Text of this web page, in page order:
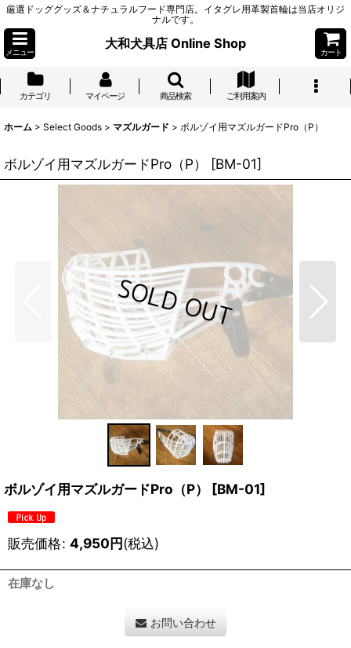
厳選ドッググッズ＆ナチュラルフード専門店。イタグレ用革製首輪は当店オリジ
ナルです。
メニュー
大和犬具店 Online Shop
カート
カテゴリ マイページ 商品検索 ご利用案内
ホーム > Select Goods > マズルガード > ボルゾイ用マズルガードPro（P）
ボルゾイ用マズルガードPro（P） [BM-01]
ボルゾイ用マズルガードPro（P） [BM-01]
販売価格: 4,950円(税込)
在庫なし
お問い合わせ